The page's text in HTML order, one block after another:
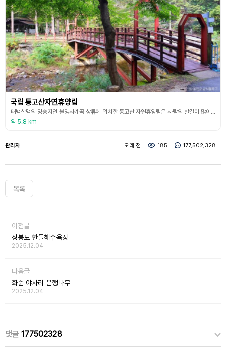
국립 통고산자연휴양림
태백산맥의 명승지인 불영사계곡 상류에 위치한 통고산 자연휴양림은 사람의 발길이 많이 닿지 않아 태고의 신비를 그대로 간직하고 있다. 계곡의 바닥과 양쪽 절벽에는 흰빛을 띠는 화강암이 풍화되어 장관을 이루고, 계곡물이 굽이쳐 쏟아지면서 곳곳에 크고 작은 폭포를 이루는가 하면 바위 바닥이 파여 각기 모양이 다른 작은 물 항아리를 모아놓은 듯하다. 휴양림 시설로는 산림휴양관, 숲속의 집과 3곳의 야영장, 운동장, 목공예 체험장, 샤워실, 식당 등을 갖추고
약 5.8 km
관리자 오래 전 185 177,502,328
목록
이전글
장봉도 한들해수욕장
2025.12.04
다음글
화순 야사리 은행나무
2025.12.04
댓글 177502328